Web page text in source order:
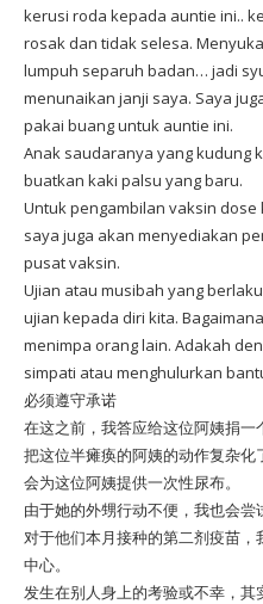
kerusi roda kepada auntie ini..
rosak dan tidak selesa.
lumpuh separuh badan… jadi
menunaikan janji saya. Saya
pakai buang untuk auntie ini.
Anak saudaranya yang kudung
buatkan kaki palsu yang baru.
Untuk pengambilan vaksin dose
saya juga akan menyediakan
pusat vaksin.
Ujian atau musibah yang
ujian kepada diri kita.
menimpa orang lain. Adakah
simpati atau menghulurkan
必须遵守承诺
在这之前，我答应给这位阿姨捐一
把这位半瘫痪的阿姨的动作复杂
会为这位阿姨提供一次性尿布。
由于她的外甥行动不便，我也会尝
对于他们本月接种的第二剂疫苗
中心。
发生在别人身上的考验或不幸，